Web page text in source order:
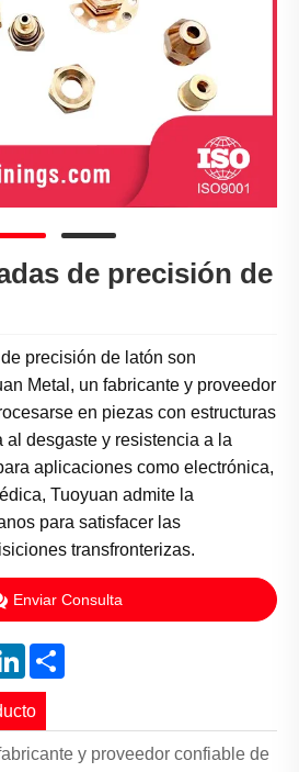
de precisión de
precisión de latón son
Metal, un fabricante y proveedor
en piezas con estructuras
desgaste y resistencia a la
aplicaciones como electrónica,
Tuoyuan admite la
para satisfacer las
transfronterizas.
Enviar Consulta
LinkedIn
y proveedor confiable de